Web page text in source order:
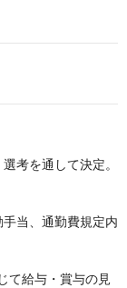
考を通して決定。
当、通勤費規定内
て給与・賞与の見